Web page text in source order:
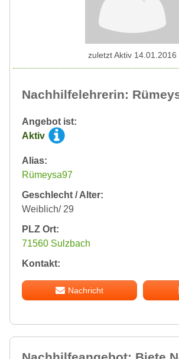
Nachhilfelehrerin:
Angebot ist:
Aktiv
Alias:
Rümeysa97
Geschlecht / Alter:
Weiblich/ 29
PLZ Ort:
71560 Sulzbach
Kontakt:
Nachricht
zuletzt Aktiv 14.01.2016